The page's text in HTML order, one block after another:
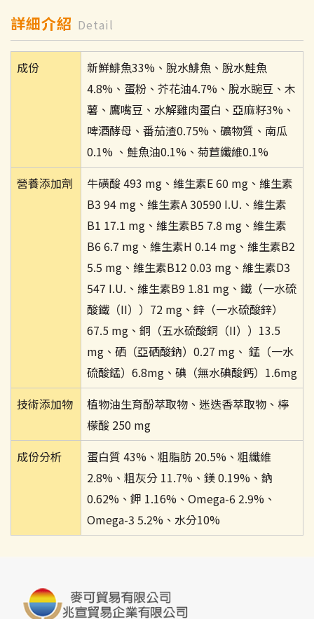
詳細介紹 Detail
成份
新鮮鯡魚33%、脫水鯡魚、脫水鮭魚
4.8%、蛋粉、芥花油4.7%、脫水豌豆、木
薯、鷹嘴豆、水解雞肉蛋白、亞麻籽3%、
啤酒酵母、番茄渣0.75%、礦物質、南瓜
0.1% 、鮭魚油0.1%、菊苣纖維0.1%
營養添加劑
牛磺酸 493 mg、維生素E 60 mg、維生素
B3 94 mg、維生素A 30590 I.U.、維生素
B1 17.1 mg、維生素B5 7.8 mg、維生素
B6 6.7 mg、維生素H 0.14 mg、維生素B2
5.5 mg、維生素B12 0.03 mg、維生素D3
547 I.U.、維生素B9 1.81 mg、鐵（一水硫
酸鐵（II））72 mg、鋅（一水硫酸鋅）
67.5 mg、銅（五水硫酸銅（II））13.5
mg、硒（亞硒酸鈉）0.27 mg、 錳（一水
硫酸錳）6.8mg、碘（無水碘酸鈣）1.6mg
技術添加物
植物油生育酚萃取物、迷迭香萃取物、檸
檬酸 250 mg
成份分析
蛋白質 43%、粗脂肪 20.5%、粗纖維
2.8%、粗灰分 11.7%、鎂 0.19%、鈉
0.62%、鉀 1.16%、Omega-6 2.9%、
Omega-3 5.2%、水分10%